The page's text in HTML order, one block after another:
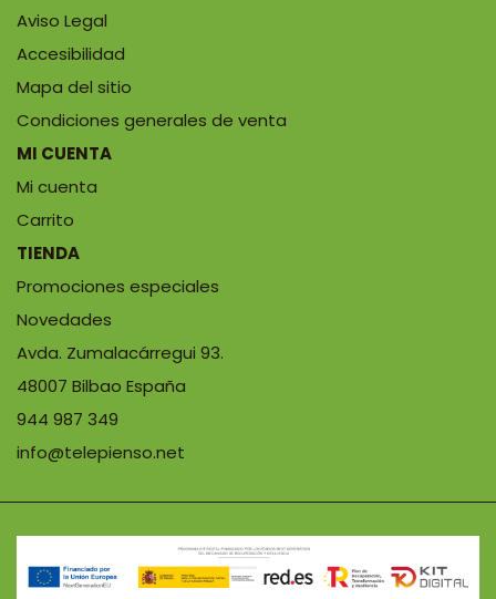
Aviso Legal
Accesibilidad
Mapa del sitio
Condiciones generales de venta
MI CUENTA
Mi cuenta
Carrito
TIENDA
Promociones especiales
Novedades
Avda. Zumalacárregui 93.
48007 Bilbao España
944 987 349
info@telepienso.net